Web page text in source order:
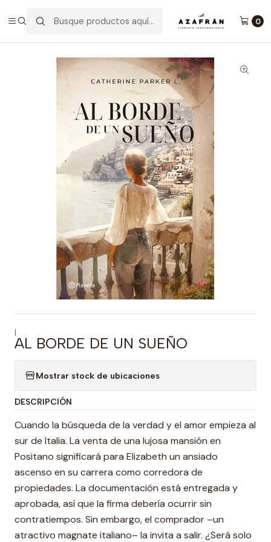
0
Romántica
Al Borde De Un Sueño
|
AL BORDE DE UN SUEÑO
Mostrar stock de ubicaciones
DESCRIPCIÓN
Cuando la búsqueda de la verdad y el amor empieza al
sur de Italia. La venta de una lujosa mansión en
Positano significará para Elizabeth un ansiado
ascenso en su carrera como corredora de
propiedades. La documentación está entregada y
aprobada, así que la firma debería ocurrir sin
contratiempos. Sin embargo, el comprador –un
atractivo magnate italiano– la invita a salir. ¿Será solo